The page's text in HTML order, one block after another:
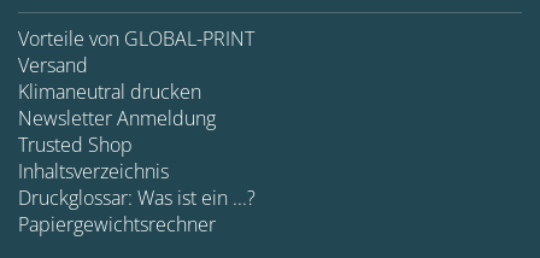
Vorteile von GLOBAL-PRINT
Versand
Klimaneutral drucken
Newsletter Anmeldung
Trusted Shop
Inhaltsverzeichnis
Druckglossar: Was ist ein ...?
Papiergewichtsrechner